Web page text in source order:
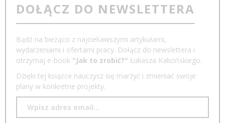
DOŁĄCZ DO NEWSLETTERA
Bądź na bieżąco z najciekawszymi artykułami,
wydarzeniami i ofertami pracy. Dołącz do newslettera i
otrzymaj e-book "Jak to zrobić?" Łukasza Kalicińskiego.
Dzięki tej książce nauczysz się marzyć i zmieniać swoje
plany w konkretne projekty.